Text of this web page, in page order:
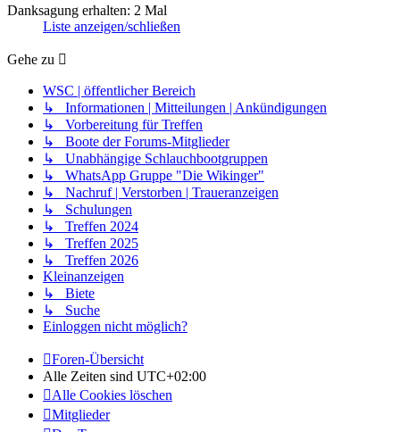
Danksagung erhalten: 2 Mal
Liste anzeigen/schließen
Gehe zu
WSC | öffentlicher Bereich
↳ Informationen | Mitteilungen | Ankündigungen
↳ Vorbereitung für Treffen
↳ Boote der Forums-Mitglieder
↳ Unabhängige Schlauchbootgruppen
↳ WhatsApp Gruppe "Die Wikinger"
↳ Nachruf | Verstorben | Traueranzeigen
↳ Schulungen
↳ Treffen 2024
↳ Treffen 2025
↳ Treffen 2026
Kleinanzeigen
↳ Biete
↳ Suche
Einloggen nicht möglich?
Foren-Übersicht
Alle Zeiten sind UTC+02:00
Alle Cookies löschen
Mitglieder